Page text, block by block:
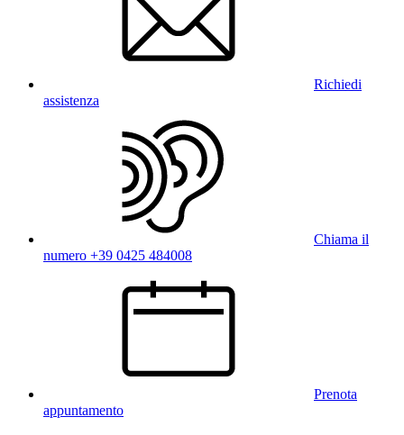
Richiedi
assistenza
Chiama il
numero +39 0425 484008
Prenota
appuntamento